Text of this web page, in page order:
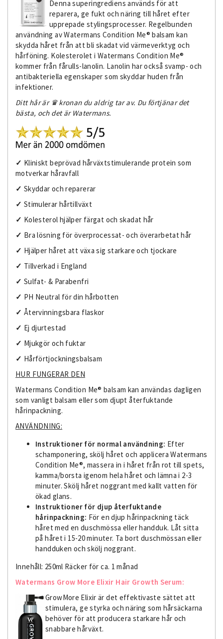
Denna superingrediens används för att
reparera, ge fukt och näring till håret efter
upprepade stylingsprocesser. Regelbunden
användning av Watermans Condition Me® balsam kan
skydda håret från att bli skadat vid värmeverktyg och
hårföning. Kolesterolet i Watermans Condition Me®
kommer från fårulls-lanolin. Lanolin har också svamp- och
antibakteriella egenskaper som skyddar huden från
infektioner.
Ditt hår är ♛kronan du aldrigtarav. Du förtjänar det
bästa, och detärWatermans.
✓ Kliniskt beprövad hårväxtstimulerande protein som
motverkar håravfall
✓ Skyddar och reparerar
✓ Stimulerar hårtillväxt
✓ Kolesterol hjälper färgat och skadat hår
✓ Bra lösning för överprocessat- och överarbetat hår
✓ Hjälper håret att växa sig starkare och tjockare
✓ Tillverkad i England
✓ Sulfat- & Parabenfri
✓ PH Neutral för din hårbotten
✓ Återvinningsbara flaskor
✓ Ej djurtestad
✓ Mjukgör och fuktar
✓ Hårförtjockningsbalsam
HUR FUNGERAR DEN
Watermans Condition Me® balsam kan användas dagligen
som vanligt balsam eller som djupt återfuktande
hårinpackning.
ANVÄNDNING:
Instruktioner för normal användning: Efter
schamponering, skölj håret och applicera Watermans
Condition Me®, massera in i håret från rot till spets,
kamma/borsta igenom hela håret och lämna i 2-3
minuter. Skölj håret noggrant med kallt vatten för
ökad glans.
Instruktioner för djup återfuktande
hårinpackning: För en djup hårinpackning täck
håret med en duschmössa eller handduk. Låt sitta
på håret i 15-20 minuter. Ta bort duschmössan eller
handduken och skölj noggrant.
Innehåll: 250ml Räcker för ca. 1 månad
Watermans Grow More Elixir Hair Growth Serum:
GrowMore Elixir är det effektivaste sättet att
stimulera, ge styrka och näring som hårsäckarna
behöver för att producera starkare hår och
snabbare hårväxt.